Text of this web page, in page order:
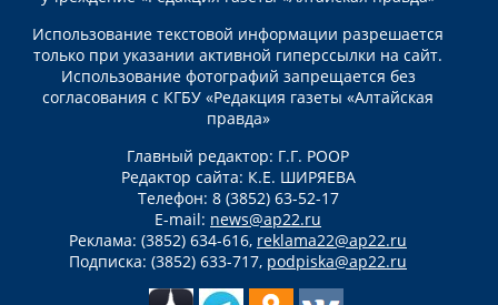
Использование текстовой информации разрешается
только при указании активной гиперссылки на сайт.
Использование фотографий запрещается без
согласования с КГБУ «Редакция газеты «Алтайская
правда»
Главный редактор: Г.Г. РООР
Редактор сайта: К.Е. ШИРЯЕВА
Телефон: 8 (3852) 63-52-17
E-mail: news@ap22.ru
Реклама: (3852) 634-616, reklama22@ap22.ru
Подписка: (3852) 633-717, podpiska@ap22.ru